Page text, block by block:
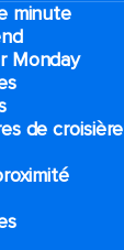
minute
Monday
de croisière